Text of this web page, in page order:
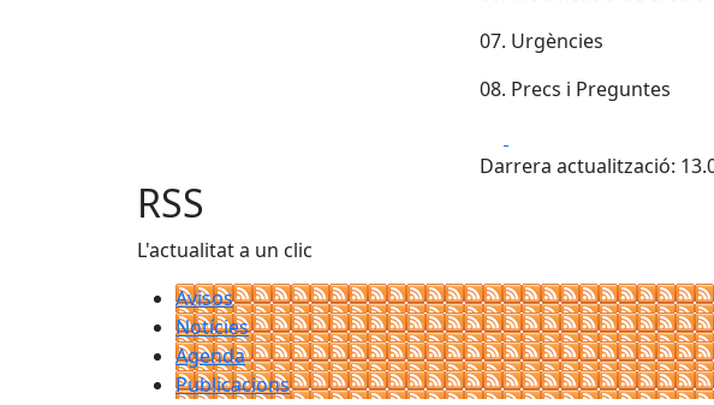
07. Urgències
08. Precs i Preguntes
Darrera actualització:
RSS
L'actualitat a un clic
Avisos
Notícies
Agenda
Publicacions